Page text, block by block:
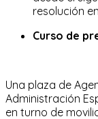
resolución
Curso de
Una plaza de
Administración
en turno de